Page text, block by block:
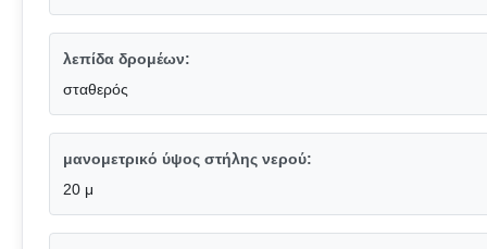
λεπίδα δρομέων:
σταθερός
μανομετρικό ύψος στήλης νερού:
20 μ